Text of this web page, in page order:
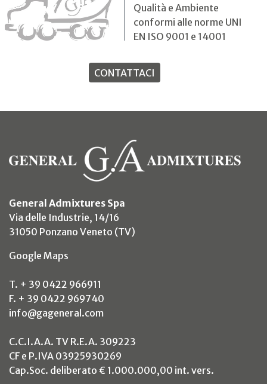
Qualità e Ambiente
conformi alle norme UNI
EN ISO 9001 e 14001
CONTATTACI
General Admixtures Spa
Via delle Industrie, 14/16
31050 Ponzano Veneto (TV)
Google Maps
T. + 39 0422 966911
F. + 39 0422 969740
info@gageneral.com
C.C.I.A.A. TV R.E.A. 309223
CF e P.IVA 03925930269
Cap.Soc. deliberato € 1.000.000,00 int. vers.